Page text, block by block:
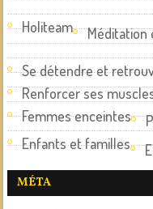
Holiteam
Méditation
Se détendre et
Renforcer ses
Femmes enceintes
Enfants et familles
MÉTA